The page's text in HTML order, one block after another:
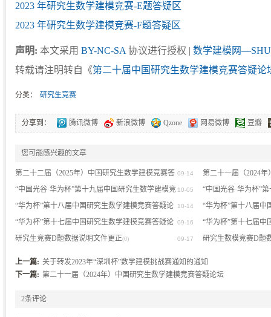
2023 年研究生数学建模竞赛-E题答疑区
2023 年研究生数学建模竞赛-F题答疑区
声明: 本文采用 BY-NC-SA 协议进行授权 | 数学建模网
转载请注明转自《第二十届中国研究生数学建模竞赛答疑论
分类： 研究生竞赛
分享到： 腾讯微博 新浪微博 Qzone 网易微博 豆瓣
您可能感兴趣的文章
09-14
第二十二届（2025年）中国研究生数学建模竞赛答
疑论坛(0)
第二十一届（2024
疑论坛(4)
10-05
“中国光谷·华为杯”第十九届中国研究生数学建模竞
赛答疑论坛(1)
“中国光谷·华为杯”
赛开赛公告(0)
10-14
“华为杯”第十八届中国研究生数学建模竞赛答疑论
坛(0)
“华为杯”第十八届中
09-16
“华为杯”第十七届中国研究生数学建模竞赛答疑论
坛(2)
“华为杯”第十七届中
告(1)
09-17
研究生竞赛D题数据说明文件更正(0) 研究生数模竞赛D题
上一篇: 关于转发2023年“深圳杯”数学建模挑战赛通知的通知
下一篇: 第二十一届（2024年）中国研究生数学建模竞赛答疑论坛
2条评论